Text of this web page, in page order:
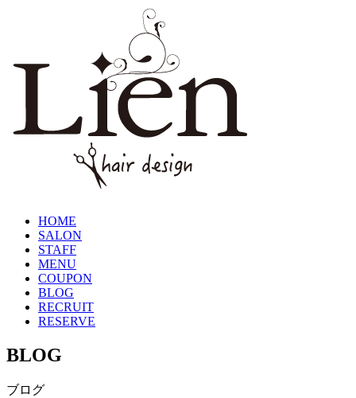
HOME
SALON
STAFF
MENU
COUPON
BLOG
RECRUIT
RESERVE
BLOG
ブログ